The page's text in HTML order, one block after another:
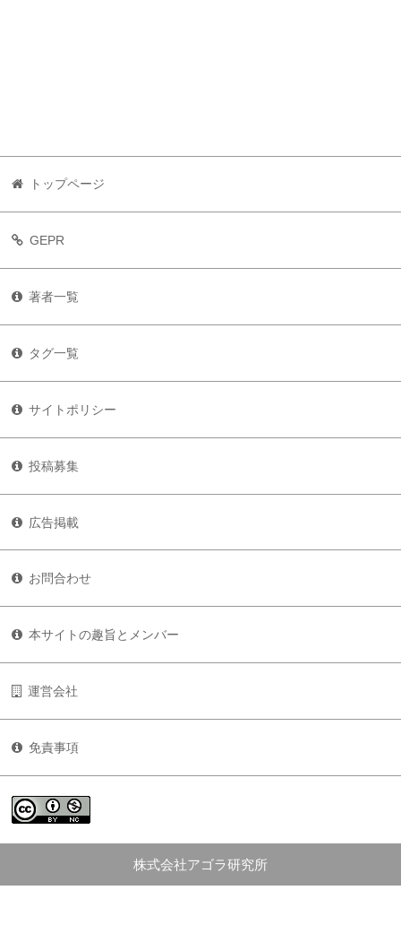
トップページ
GEPR
著者一覧
タグ一覧
サイトポリシー
投稿募集
広告掲載
お問合わせ
本サイトの趣旨とメンバー
運営会社
免責事項
株式会社アゴラ研究所